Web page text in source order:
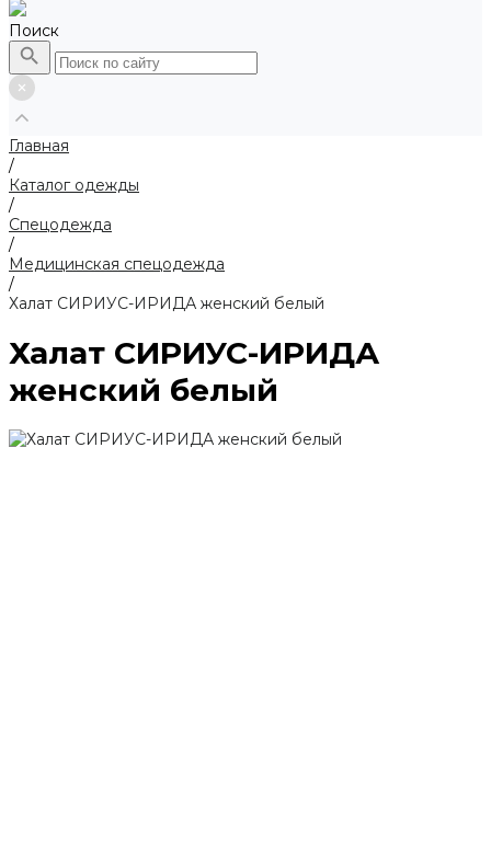
Поиск
Главная
/
Каталог одежды
/
Спецодежда
/
Медицинская спецодежда
/
Халат СИРИУС-ИРИДА женский белый
Халат СИРИУС-ИРИДА
женский белый